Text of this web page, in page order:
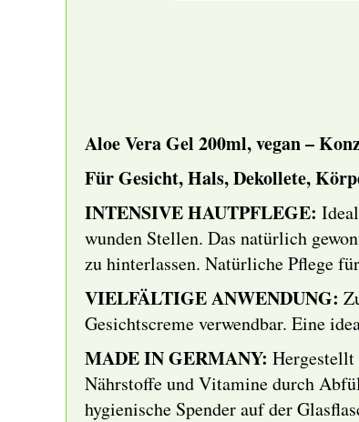
Aloe Vera Gel 200ml, vegan –
Für Gesicht, Hals, Dekollete,
INTENSIVE HAUTPFLEGE:
wunden Stellen. Das natürlich
zu hinterlassen. Natürliche Pflege
VIELFÄLTIGE ANWENDUNG:
Gesichtscreme verwendbar. Eine
MADE IN GERMANY: Hergestellt
Nährstoffe und Vitamine durch
hygienische Spender auf der